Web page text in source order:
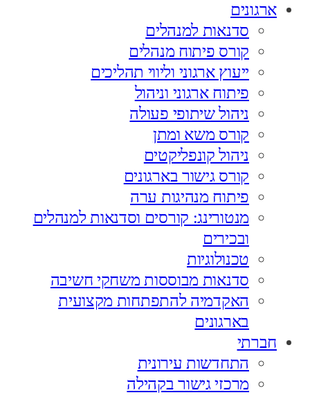
ארגונים
סדנאות למנהלים
קורס פיתוח מנהלים
ייעוץ ארגוני וליווי תהליכים
פיתוח ארגוני וניהול
ניהול שיתופי פעולה
קורס משא ומתן
ניהול קונפליקטים
קורס גישור בארגונים
פיתוח מנהיגות ערה
מנטורינג: קורסים וסדנאות למנהלים
ובכירים
טכנולוגיות
סדנאות מבוססות משחקי חשיבה
האקדמיה להתפתחות מקצועית
בארגונים
חברתי
התחדשות עירונית
מרכזי גישור בקהילה